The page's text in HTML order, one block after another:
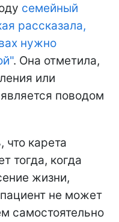
семейный
рассказала,
нужно
. Она отметила,
или
поводом
что карета
тогда, когда
жизни,
не может
самостоятельно